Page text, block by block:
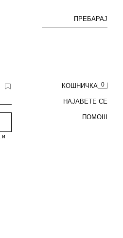
ПРЕБАРАЈ
КОШНИЧКА 0
НАЈАВЕТЕ СЕ
ПОМОШ
и